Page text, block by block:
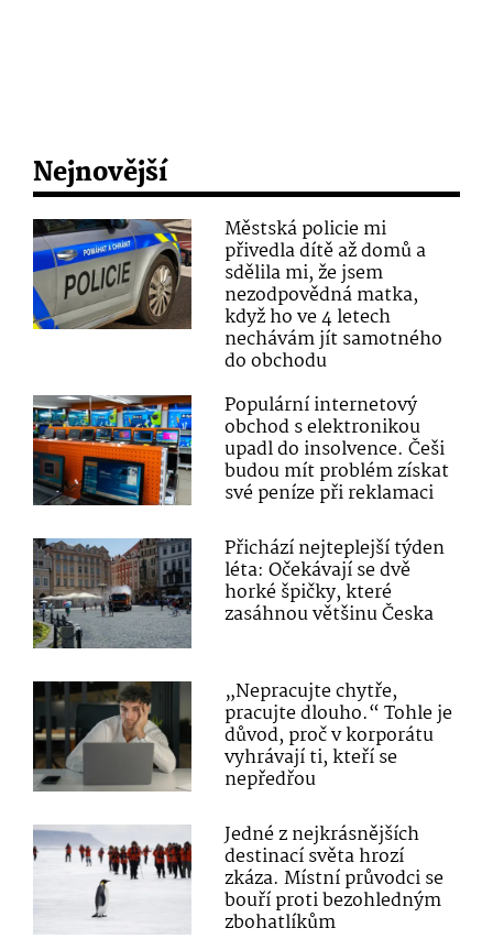
Nejnovější
Městská policie mi
přivedla dítě až domů a
sdělila mi, že jsem
nezodpovědná matka,
když ho ve 4 letech
nechávám jít samotného
do obchodu
Populární internetový
obchod s elektronikou
upadl do insolvence. Češi
budou mít problém získat
své peníze při reklamaci
Přichází nejteplejší týden
léta: Očekávají se dvě
horké špičky, které
zasáhnou většinu Česka
„Nepracujte chytře,
pracujte dlouho.“ Tohle je
důvod, proč v korporátu
vyhrávají ti, kteří se
nepředřou
Jedné z nejkrásnějších
destinací světa hrozí
zkáza. Místní průvodci se
bouří proti bezohledným
zbohatlíkům